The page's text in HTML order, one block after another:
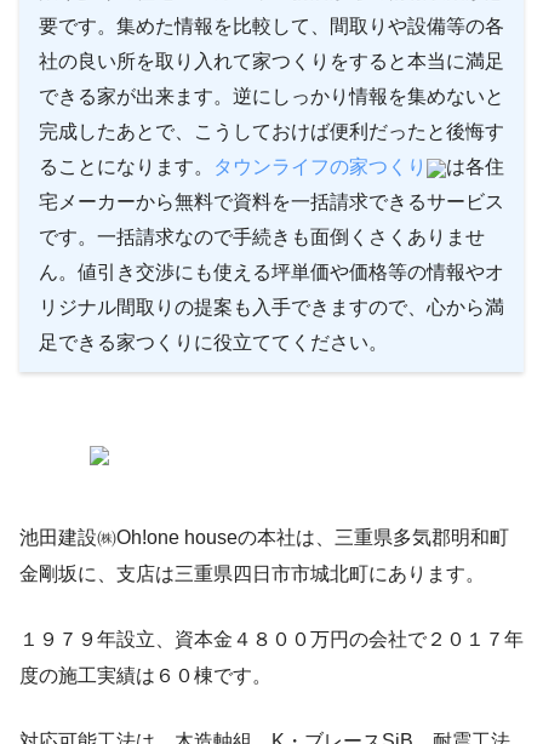
要です。集めた情報を比較して、間取りや設備等の各
社の良い所を取り入れて家つくりをすると本当に満足
できる家が出来ます。逆にしっかり情報を集めないと
完成したあとで、こうしておけば便利だったと後悔す
ることになります。
タウンライフの家つくり
は各住
宅メーカーから無料で資料を一括請求できるサービス
です。一括請求なので手続きも面倒くさくありませ
ん。値引き交渉にも使える坪単価や価格等の情報やオ
リジナル間取りの提案も入手できますので、心から満
足できる家つくりに役立ててください。
池田建設㈱Oh!one houseの本社は、三重県多気郡明和町
金剛坂に、支店は三重県四日市市城北町にあります。
１９７９年設立、資本金４８００万円の会社で２０１７年
度の施工実績は６０棟です。